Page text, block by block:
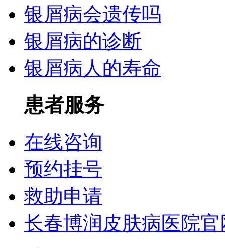
银屑病会遗传吗
银屑病的诊断
银屑病人的寿命
患者服务
在线咨询
预约挂号
救助申请
长春博润皮肤病医院官